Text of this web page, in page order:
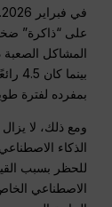
في فبراير 2026. إنه أفضل بكثير من القديم
على “ذاكرة”
المشاكل
بمفرده لفترة
ومع ذلك، لا
الذكاء
للحظر بسبب
الاصطناعي